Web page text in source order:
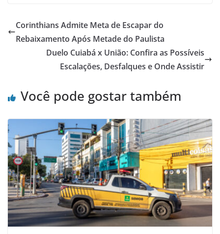
Corinthians Admite Meta de Escapar do
Rebaixamento Após Metade do Paulista
Duelo Cuiabá x União: Confira as Possíveis
Escalações, Desfalques e Onde Assistir
Você pode gostar também